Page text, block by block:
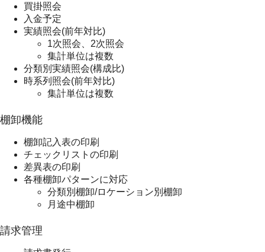
買掛照会
入金予定
実績照会(前年対比)
1次照会、2次照会
集計単位は複数
分類別実績照会(構成比)
時系列照会(前年対比)
集計単位は複数
棚卸機能
棚卸記入表の印刷
チェックリストの印刷
差異表の印刷
各種棚卸パターンに対応
分類別棚卸/ロケーション別棚卸
月途中棚卸
請求管理